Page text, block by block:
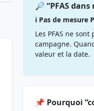
🔎 “PFAS
ℹ️ Pas de mesure
Les PFAS ne
campagne.
valeur et la date.
📌 Pourquoi